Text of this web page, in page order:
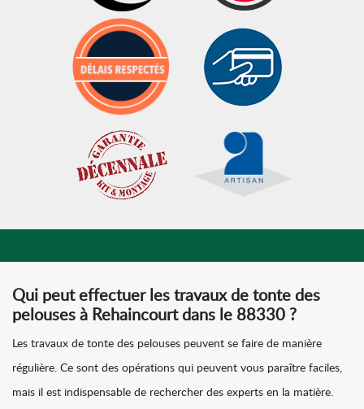
Qui peut effectuer les travaux de tonte des
pelouses à Rehaincourt dans le 88330 ?
Les travaux de tonte des pelouses peuvent se faire de manière
régulière. Ce sont des opérations qui peuvent vous paraître faciles,
mais il est indispensable de rechercher des experts en la matière.